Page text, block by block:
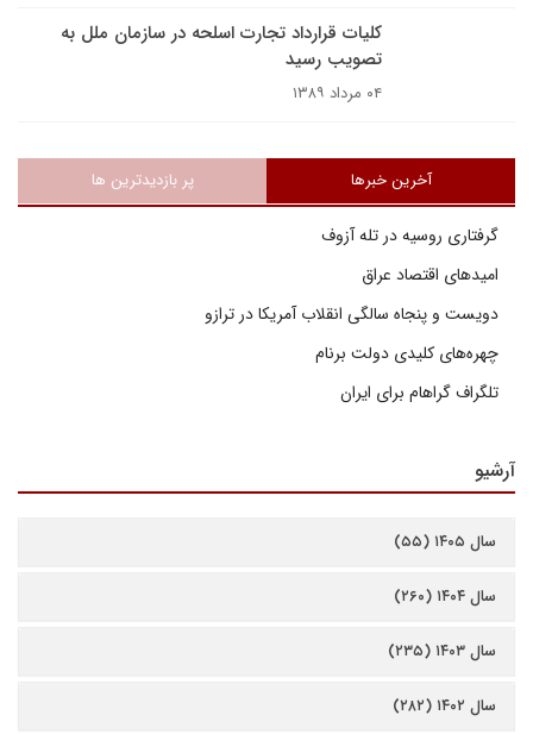
کلیات قرارداد تجارت اسلحه در سازمان ملل به
تصویب رسید
۰۴ مرداد ۱۳۸۹
آخرین خبرها پر بازدیدترین ها
گرفتاری روسیه در تله آزوف
امیدهای اقتصاد عراق
دویست و پنجاه سالگی انقلاب آمریکا در ترازو
چهره‌های کلیدی دولت برنام
تلگراف گراهام برای ایران
آرشیو
سال ۱۴۰۵ (۵۵)
سال ۱۴۰۴ (۲۶۰)
سال ۱۴۰۳ (۲۳۵)
سال ۱۴۰۲ (۲۸۲)